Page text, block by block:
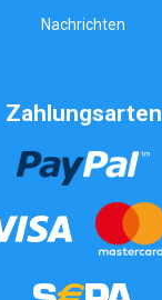
Nachrichten
Zahlungsarten